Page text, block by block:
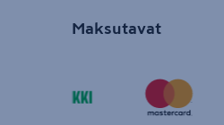
Maksutavat